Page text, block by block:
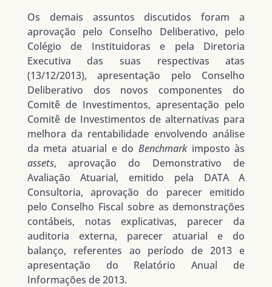
Os demais assuntos discutidos foram a
aprovação pelo Conselho Deliberativo, pelo
Colégio de Instituidoras e pela Diretoria
Executiva das suas respectivas atas
(13/12/2013), apresentação pelo Conselho
Deliberativo dos novos componentes do
Comitê de Investimentos, apresentação pelo
Comitê de Investimentos de alternativas para
melhora da rentabilidade envolvendo análise
da meta atuarial e do Benchmarkimposto às
assets, aprovação do Demonstrativo de
Avaliação Atuarial, emitido pela DATA A
Consultoria, aprovação do parecer emitido
pelo Conselho Fiscal sobre as demonstrações
contábeis, notas explicativas, parecer da
auditoria externa, parecer atuarial e do
balanço, referentes ao período de 2013 e
apresentação do Relatório Anual de
Informações de 2013.